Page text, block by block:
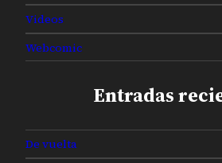
Videos
Webcomic
Entradas
De vuelta